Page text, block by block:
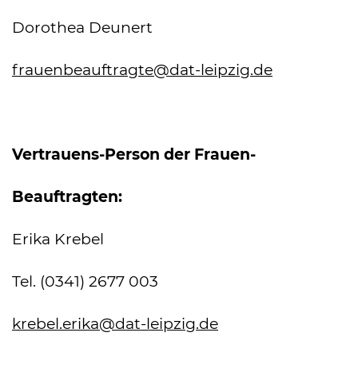
Dorothea Deunert
frauenbeauftragte@dat-leipzig.de
Vertrauens-Person der Frauen-
Beauftragten:
Erika Krebel
Tel. (0341) 2677 003
krebel.erika@dat-leipzig.de